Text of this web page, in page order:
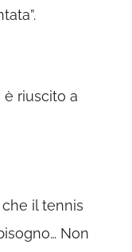
riuscito a
il tennis
Non